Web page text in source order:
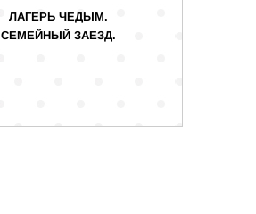
ЛАГЕРЬ ЧЕДЫМ.
СЕМЕЙНЫЙ ЗАЕЗД.